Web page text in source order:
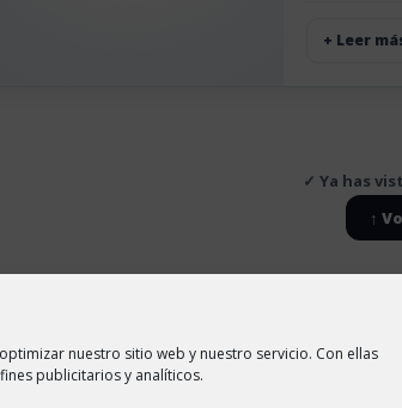
nuestro sitio web y nuestro servicio. Con ellas
publicitarios y analíticos.
+ Leer
✓ Ya has
↑
participamos en programas